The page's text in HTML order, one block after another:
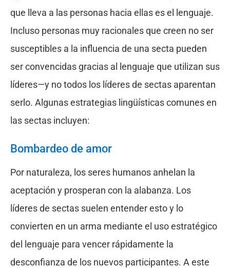
que lleva a las personas hacia ellas es el lenguaje.
Incluso personas muy racionales que creen no ser
susceptibles a la influencia de una secta pueden
ser convencidas gracias al lenguaje que utilizan sus
líderes—y no todos los líderes de sectas aparentan
serlo. Algunas estrategias lingüísticas comunes en
las sectas incluyen:
Bombardeo de amor
Por naturaleza, los seres humanos anhelan la
aceptación y prosperan con la alabanza. Los
líderes de sectas suelen entender esto y lo
convierten en un arma mediante el uso estratégico
del lenguaje para vencer rápidamente la
desconfianza de los nuevos participantes. A este